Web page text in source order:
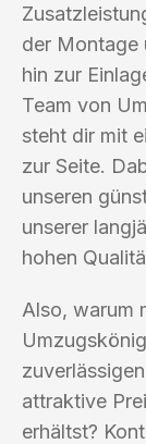
der Montage
hin zur
Team von
steht dir mit
zur Seite.
unseren
unserer
hohen
Also, warum
attraktive
erhältst?